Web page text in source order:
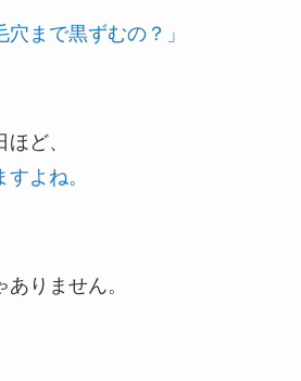
穴まで黒ずむの？」
ど、
よね。
りません。